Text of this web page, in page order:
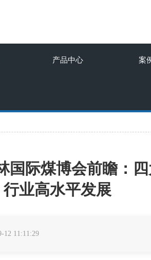
产品中心 案
国际煤博会前瞻：
行业高水平发展
11:11:29